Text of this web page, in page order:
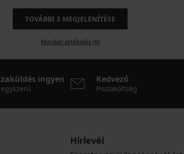
TOVÁBBI 3 MEGJELENÍTÉSE
Minden értékelés (6)
ingyen Kedvező
Postaköltség
Hírlevél